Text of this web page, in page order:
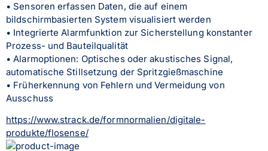
• Sensoren erfassen Daten, die auf einem
bildschirmbasierten System visualisiert werden
• Integrierte Alarmfunktion zur Sicherstellung konstanter
Prozess- und Bauteilqualität
• Alarmoptionen: Optisches oder akustisches Signal,
automatische Stillsetzung der Spritzgießmaschine
• Früherkennung von Fehlern und Vermeidung von
Ausschuss
https://www.strack.de/formnormalien/digitale-
produkte/flosense/